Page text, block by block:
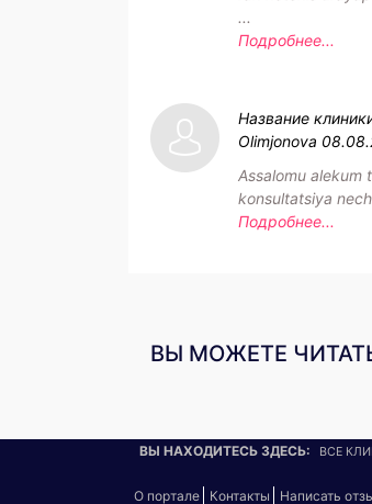
...
Подробнее...
Название
Olimjonova
Assalomu alekum
konsultatsiya
Подробнее...
ВЫ МОЖЕТЕ
ВЫ НАХОДИТЕСЬ ЗДЕСЬ: ВСЕ
О портале Контакты Написать